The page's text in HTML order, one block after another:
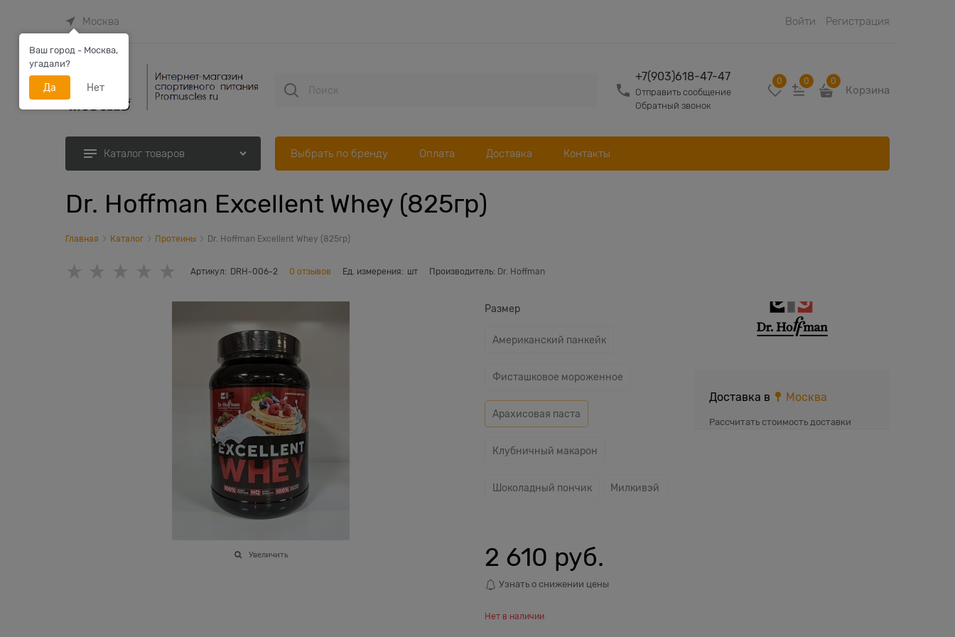
Москва Войти Регистрация
+7(903)618-47-47
Отправить сообщение
Обратный звонок
0 0 0
Корзина
Каталог товаров Выбрать по бренду Оплата Доставка Контакты
Dr. Hoffman Excellent Whey (825гр)
Главная Каталог Протеины Dr. Hoffman Excellent Whey (825гр)
Артикул: DRH-006-2 0 отзывов Ед. измерения: шт Производитель: Dr. Hoffman
Увеличить
Размер
Американский панкейк
Фисташковое мороженное
Арахисовая паста
Клубничный макарон
Шоколадный пончик Милкивэй
2 610 руб.
Узнать о снижении цены
Нет в наличии
Доставка в Москва
Рассчитать стоимость доставки
Ваш город - Москва,
угадали?
Да Нет